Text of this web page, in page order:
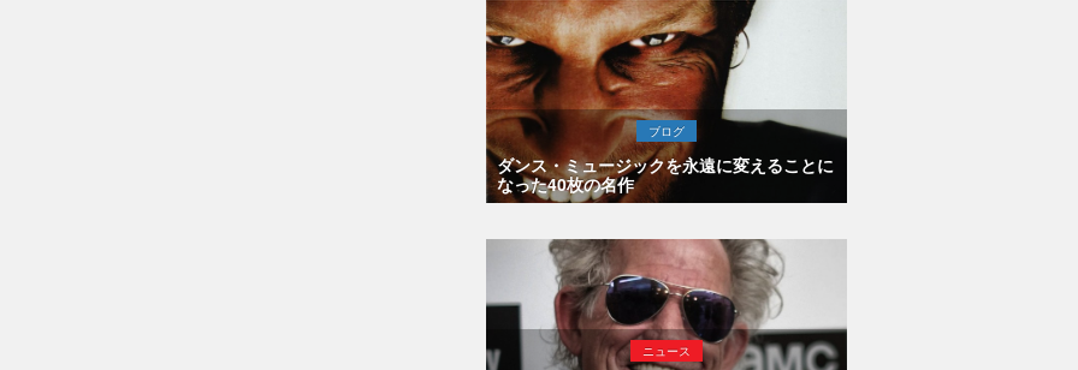
ブログ
ダンス・ミュージックを永遠に変えることに
なった40枚の名作
ニュース